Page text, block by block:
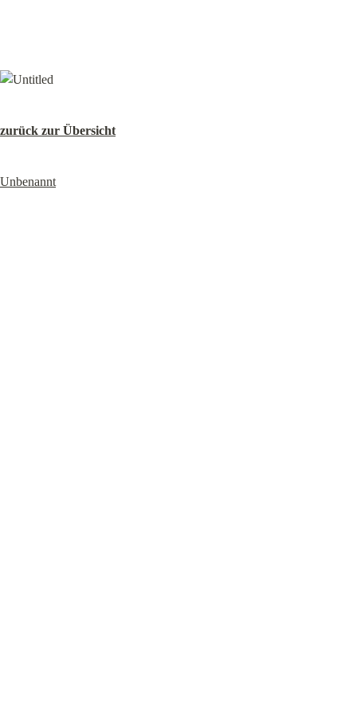
zurück zur Übersicht
Unbenannt